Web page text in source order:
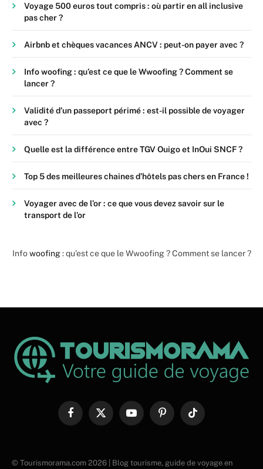
Voyage 500 euros tout compris : où partir en all inclusive
pas cher ?
Airbnb et chèques vacances ANCV : peut-on payer avec ?
Info woofing : qu’est ce que le Wwoofing ? Comment se
lancer ?
Validité d’un passeport périmé : est-il possible de voyager
avec ?
Quelle est la différence entre TGV Ouigo et InOui SNCF ?
Top 5 des meilleures chaines d’hôtels pas chers en France !
Voyager avec de l’or : ce que vous devez savoir sur le
transport de l’or
Infowoofing: qu’est ce que le Wwoofing ? Comment se lancer ?
FacebookX
YouTubePinterestTikTok
© Tourismorama.com 2026 | Blog tourisme, guide de voyage en